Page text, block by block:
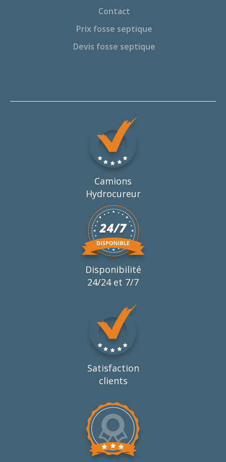
Contact
Prix fosse septique
Devis fosse septique
Camions
Hydrocureur
Disponibilité
24/24 et 7/7
Satisfaction
clients